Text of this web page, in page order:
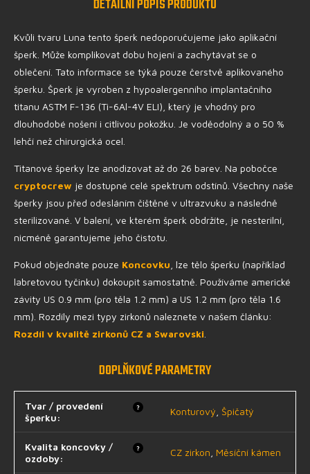
DETAILNÍ POPIS PRODUKTU
Kvůli tvaru Luna tento šperk nedoporučujeme jako aplikační
šperk. Může komplikovat dobu hojení a zachytávat se o
oblečení. Tato informace se týká pouze čerstvě aplikovaného
šperku. Šperk je vyroben z hypoalergenního implantačního
titanu ASTM F-136 (Ti-6Al-4V ELI), který je vhodný pro
dlouhodobé nošení i citlivou pokožku. Je voděodolný a o 50 %
lehčí než chirurgická ocel.
Titanové šperky lze anodizovat až do 26 barev. Na pobočce
cryptocrew je dostupné celé spektrum odstínů. Všechny naše
šperky jsou před odesláním čištěné v ultrazvuku a následně
sterilizované. V balení, ve kterém šperk obdržíte, je nesterilní,
nicméně garantujeme jeho čistotu.
Pokud objednáte pouze Koncovku , lze tělo šperku (například
labretovou tyčinku) dokoupit samostatně. Používáme americké
závity US 0.9 mm (pro těla 1.2 mm) a US 1.2 mm (pro těla 1.6
mm). Rozdíly mezi typy zirkonů naleznete v našem článku:
Rozdíl v kvalitě zirkonů CZ a Swarovski
DOPLŇKOVÉ PARAMETRY
?
Tvar / provedení
šperku:
Konturový Špičatý
?
Kvalita koncovky /
ozdoby:
CZ zirkon Měsíční kámen